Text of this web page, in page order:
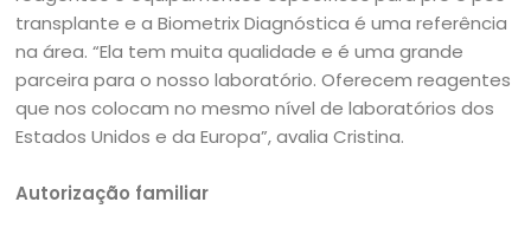
transplante e a Biometrix Diagnóstica é uma referência
na área. “Ela tem muita qualidade e é uma grande
parceira para o nosso laboratório. Oferecem reagentes
que nos colocam no mesmo nível de laboratórios dos
Estados Unidos e da Europa”, avalia Cristina.
Autorização familiar